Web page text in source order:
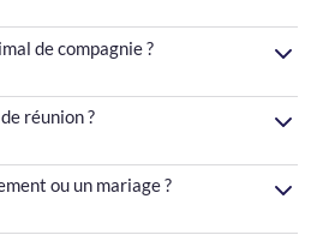
de compagnie ?
réunion ?
ou un mariage ?